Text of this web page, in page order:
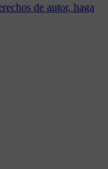
de autor, haga